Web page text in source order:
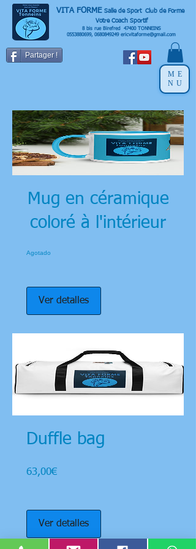
Partager !
VITA FORME Salle de Sport Club de Forme
Votre Coach Sportif
8 bis rue Birefred 47400 TONNEINS
0553880699, 0680849249 ericvitaforme@gmail.com
ME
NU
Mug en céramique
coloré à l'intérieur
Agotado
Ver detalles
Duffle bag
63,00€Precio
Ver detalles